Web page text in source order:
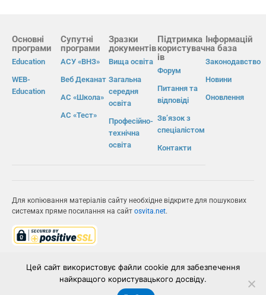
Основні
програми
Education
WEB-
Education
Супутні
програми
АСУ «ВНЗ»
Веб Деканат
АС «Школа»
АС «Тест»
Зразки
документів
Вища освіта
Загальна
середня
освіта
Професійно-
технічна
освіта
Підтримка
користувач
ів
Форум
Питання та
відповіді
Зв’язок з
спеціалістом
Контакти
Інформацій
на база
Законодавство
Новини
Оновлення
Для копіювання матеріалів сайту необхідне відкрите для пошукових
системах пряме посилання на сайт osvita.net.
ІВС «ОСВІТА»
Цей сайт використовує файли cookie для забезпечення
найкращого користувацького досвіду.